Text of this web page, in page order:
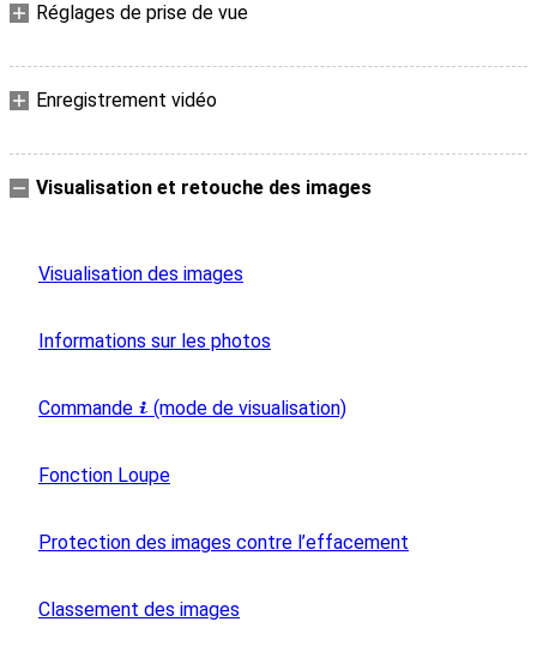
Réglages de prise de vue
Enregistrement vidéo
Visualisation et retouche des images
Visualisation des images
Informations sur les photos
Commande i (mode de visualisation)
Fonction Loupe
Protection des images contre l’effacement
Classement des images